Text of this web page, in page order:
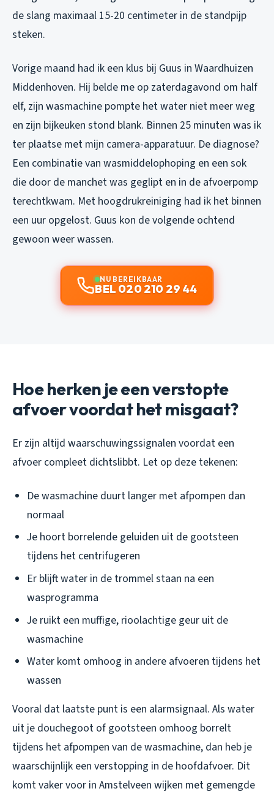
de slang maximaal 15-20 centimeter in de standpijp
steken.
Vorige maand had ik een klus bij Guus in Waardhuizen
Middenhoven. Hij belde me op zaterdagavond om half
elf, zijn wasmachine pompte het water niet meer weg
en zijn bijkeuken stond blank. Binnen 25 minuten was ik
ter plaatse met mijn camera-apparatuur. De diagnose?
Een combinatie van wasmiddelophoping en een sok
die door de manchet was geglipt en in de afvoerpomp
terechtkwam. Met hoogdrukreiniging had ik het binnen
een uur opgelost. Guus kon de volgende ochtend
gewoon weer wassen.
NU BEREIKBAAR
BEL 020 210 29 44
Hoe herken je een verstopte
afvoer voordat het misgaat?
Er zijn altijd waarschuwingssignalen voordat een
afvoer compleet dichtslibbt. Let op deze tekenen:
De wasmachine duurt langer met afpompen dan
normaal
Je hoort borrelende geluiden uit de gootsteen
tijdens het centrifugeren
Er blijft water in de trommel staan na een
wasprogramma
Je ruikt een muffige, rioolachtige geur uit de
wasmachine
Water komt omhoog in andere afvoeren tijdens het
wassen
Vooral dat laatste punt is een alarmsignaal. Als water
uit je douchegoot of gootsteen omhoog borrelt
tijdens het afpompen van de wasmachine, dan heb je
waarschijnlijk een verstopping in de hoofdafvoer. Dit
komt vaker voor in Amstelveen wijken met gemengde